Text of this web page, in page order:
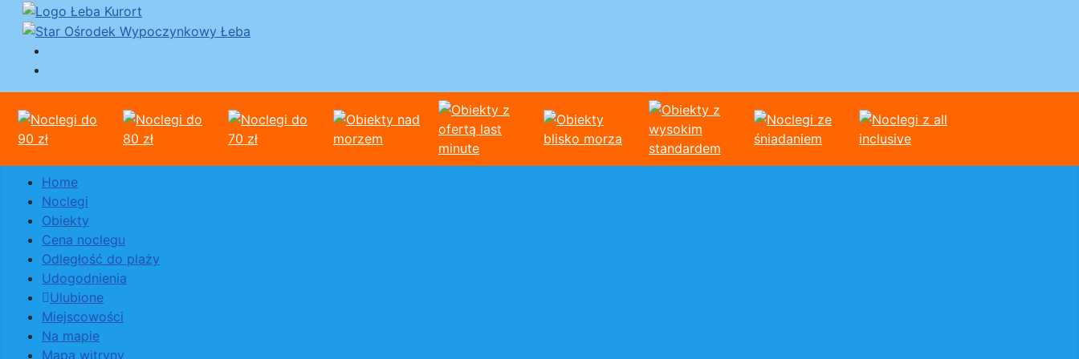
Home
Noclegi
Obiekty
Cena noclegu
Odległość do plaży
Udogodnienia
Ulubione
Miejscowości
Na mapie
Mapa witryny